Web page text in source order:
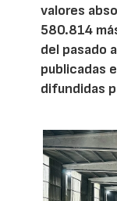
valores
580.814
del pasado
publicadas
difundidas